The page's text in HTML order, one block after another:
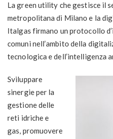
La green utility che gestisce il
metropolitana di Milano e la
Italgas firmano un protocollo
comuni nell’ambito della
tecnologica e dell’intelligenza
Sviluppare
sinergie per la
gestione delle
reti idriche e
gas, promuovere